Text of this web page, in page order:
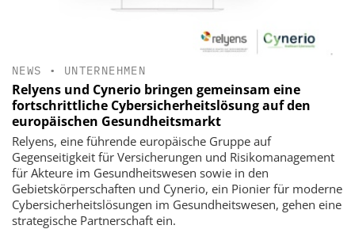
NEWS • UNTERNEHMEN
Relyens und Cynerio bringen gemeinsam eine
fortschrittliche Cybersicherheitslösung auf den
europäischen Gesundheitsmarkt
Relyens, eine führende europäische Gruppe auf
Gegenseitigkeit für Versicherungen und Risikomanagement
für Akteure im Gesundheitswesen sowie in den
Gebietskörperschaften und Cynerio, ein Pionier für moderne
Cybersicherheitslösungen im Gesundheitswesen, gehen eine
strategische Partnerschaft ein.